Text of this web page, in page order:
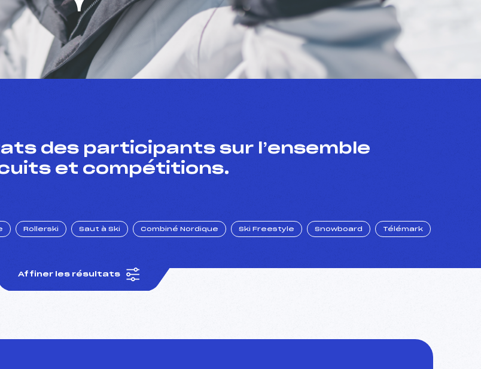
des participants sur l’ensemble
et compétitions.
Rollerski Saut à Ski Combiné Nordique Ski Freestyle Snowboard Télémark
Affiner les résultats